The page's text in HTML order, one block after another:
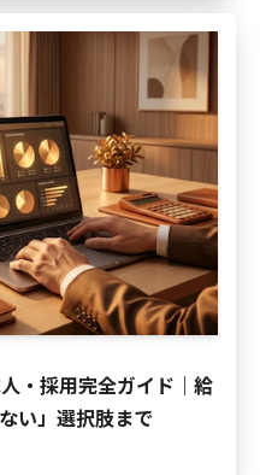
・採用完全ガイド｜給
い」選択肢まで